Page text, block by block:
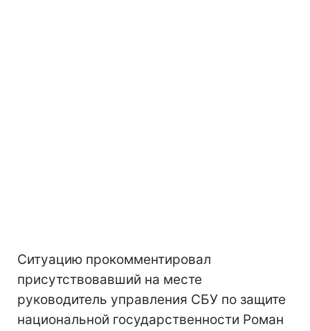
Ситуацию прокомментировал
присутствовавший на месте
руководитель управления СБУ по защите
национальной государственности Роман